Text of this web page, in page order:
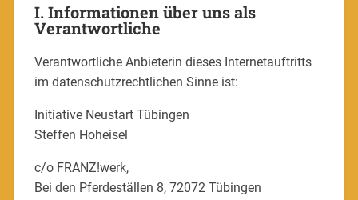
I. Informationen über uns als
Verantwortliche
Verantwortliche Anbieterin dieses Internetauftritts
im datenschutzrechtlichen Sinne ist:
Initiative Neustart Tübingen
Steffen Hoheisel
c/o FRANZ!werk,
Bei den Pferdeställen 8, 72072 Tübingen